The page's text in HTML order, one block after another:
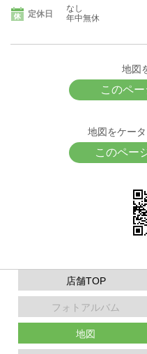
定休日
なし
年中無休
地図
このペ
地図をケー
このペー
店舗TOP
フォトアルバム
地図